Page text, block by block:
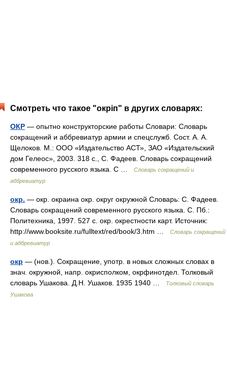
Смотреть что такое "окріп" в других словарях:
ОКР — опытно конструкторские работы Словари: Словарь
сокращений и аббревиатур армии и спецслужб. Сост. А. А.
Щелоков. М.: ООО «Издательство АСТ», ЗАО «Издательский
дом Гелеос», 2003. 318 с., С. Фадеев. Словарь сокращений
современного русского языка. С …
Словарь сокращений и
аббревиатур
окр. — окр. окраина окр. округ окружной Словарь: С. Фадеев.
Словарь сокращений современного русского языка. С. Пб.:
Политехника, 1997. 527 с. окр. окрестности карт. Источник:
http://www.booksite.ru/fulltext/red/book/3.htm …
Словарь сокращений
и аббревиатур
окр — (нов.). Сокращение, употр. в новых сложных словах в
знач. окружной, напр. окрисполком, окрфинотдел. Толковый
словарь Ушакова. Д.Н. Ушаков. 1935 1940 …
Толковый словарь
Ушакова